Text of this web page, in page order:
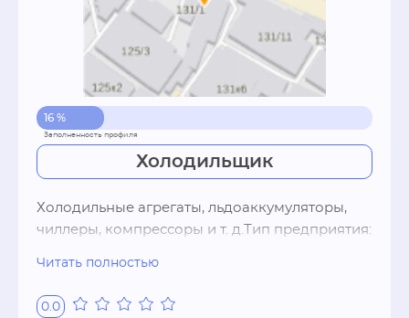
16 %
Холодильщик
Холодильные агрегаты, льдоаккумуляторы,
чиллеры, компрессоры и т. д.Тип предприятия:
Читать полностью
0.0